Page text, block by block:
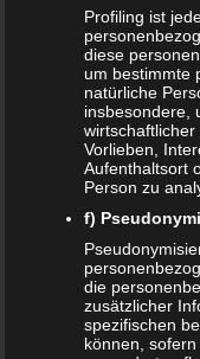
günstig kaufen
SANDRAzu
NACHRICHTEN
Kinder- und
Familien
Cannabis in der
Elterngeld online
Zahnspange für
Profiling ist
diese
um bestimmte
natürliche
insbesondere,
Vorlieben,
Aufenthaltsort
Person zu
f)
die
zusätzlicher
spezifischen
können,